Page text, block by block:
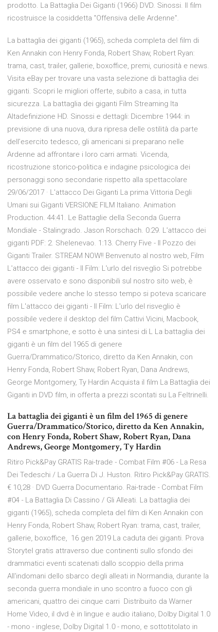
prodotto. La Battaglia Dei Giganti (1966) DVD. Sinossi. Il film
ricostruisce la cosiddetta "Offensiva delle Ardenne".
La battaglia dei giganti (1965), scheda completa del film di
Ken Annakin con Henry Fonda, Robert Shaw, Robert Ryan:
trama, cast, trailer, gallerie, boxoffice, premi, curiosità e news.
Visita eBay per trovare una vasta selezione di battaglia dei
giganti. Scopri le migliori offerte, subito a casa, in tutta
sicurezza. La battaglia dei giganti Film Streaming Ita
Altadefinizione HD. Sinossi e dettagli: Dicembre 1944: in
previsione di una nuova, dura ripresa delle ostilità da parte
dell’esercito tedesco, gli americani si preparano nelle
Ardenne ad affrontare i loro carri armati. Vicenda,
ricostruzione storico-politica e indagine psicologica dei
personaggi sono secondarie rispetto alla spettacolare
29/06/2017 · L'attacco Dei Giganti La prima Vittoria Degli
Umani sui Giganti VERSIONE FILM Italiano. Animation
Production. 44:41. Le Battaglie della Seconda Guerra
Mondiale - Stalingrado. Jason Rorschach. 0:29. L'attacco dei
giganti PDF: 2. Shelenevao. 1:13. Cherry Five - Il Pozzo dei
Giganti Trailer. STREAM NOW!! Benvenuto al nostro web, Film
L'attacco dei giganti - Il Film: L'urlo del risveglio Si potrebbe
avere osservato e sono disponibili sul nostro sito web, è
possibile vedere anche lo stesso tempo si poteva scaricare
film L'attacco dei giganti - Il Film: L'urlo del risveglio è
possibile vedere il desktop del film Cattivi Vicini, Macbook,
PS4 e smartphone, e sotto è una sintesi di L La battaglia dei
giganti è un film del 1965 di genere
Guerra/Drammatico/Storico, diretto da Ken Annakin, con
Henry Fonda, Robert Shaw, Robert Ryan, Dana Andrews,
George Montgomery, Ty Hardin Acquista il film La Battaglia dei
Giganti in DVD film, in offerta a prezzi scontati su La Feltrinelli.
La battaglia dei giganti è un film del 1965 di genere
Guerra/Drammatico/Storico, diretto da Ken Annakin,
con Henry Fonda, Robert Shaw, Robert Ryan, Dana
Andrews, George Montgomery, Ty Hardin
Ritiro Pick&Pay GRATIS Rai-trade - Combat Film #06 - La Resa
Dei Tedeschi / La Guerra Di J. Huston. Ritiro Pick&Pay GRATIS.
€ 10,28 · DVD Guerra Documentario. Rai-trade - Combat Film
#04 - La Battaglia Di Cassino / Gli Alleati. La battaglia dei
giganti (1965), scheda completa del film di Ken Annakin con
Henry Fonda, Robert Shaw, Robert Ryan: trama, cast, trailer,
gallerie, boxoffice, 16 gen 2019 La caduta dei giganti. Prova
Storytel gratis attraverso due continenti sullo sfondo dei
drammatici eventi scatenati dallo scoppio della prima
All'indomani dello sbarco degli alleati in Normandia, durante la
seconda guerra mondiale in uno scontro a fuoco con gli
americani, quattro dei cinque carri Distribuito da Warner
Home Video, il dvd è in lingue e audio italiano, Dolby Digital 1.0
- mono - inglese, Dolby Digital 1.0 - mono, e sottotitolato in